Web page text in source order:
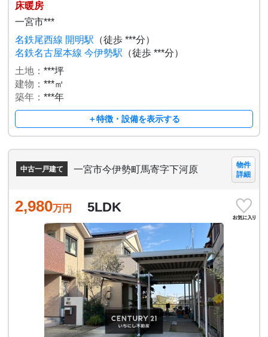
床暖房
一宮市***
名鉄尾西線 開明駅 （徒歩 ***分）
名鉄名古屋本線 今伊勢駅 （徒歩 ***分）
土地：***坪
建物：***㎡
築年：***年
＋特徴・設備を表示する
中古一戸建て 一宮市今伊勢町馬寄字下河原
物件
詳細
2,980万円 5LDK